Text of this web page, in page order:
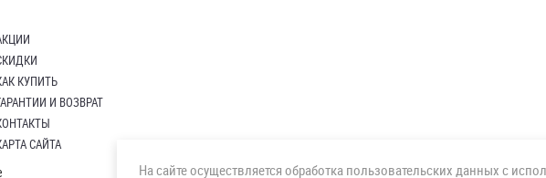
КУПИТЬ
И ВОЗВРАТ
САЙТА
На сайте осуществляется обработка пользовательских данных с